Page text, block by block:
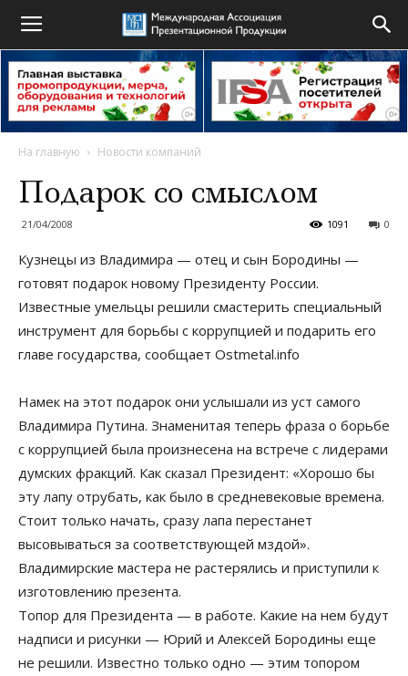
На главную Новости компаний
Подарок со смыслом
21/04/2008 0
1091
Кузнецы из Владимира — отец и сын Бородины —
готовят подарок новому Президенту России.
Известные умельцы решили смастерить специальный
инструмент для борьбы с коррупцией и подарить его
главе государства, сообщает Ostmetal.info
Намек на этот подарок они услышали из уст самого
Владимира Путина. Знаменитая теперь фраза о борьбе
с коррупцией была произнесена на встрече с лидерами
думских фракций. Как сказал Президент: «Хорошо бы
эту лапу отрубать, как было в средневековые времена.
Стоит только начать, сразу лапа перестанет
высовываться за соответствующей мздой».
Владимирские мастера не растерялись и приступили к
изготовлению презента.
Топор для Президента — в работе. Какие на нем будут
надписи и рисунки — Юрий и Алексей Бородины еще
не решили. Известно только одно — этим топором